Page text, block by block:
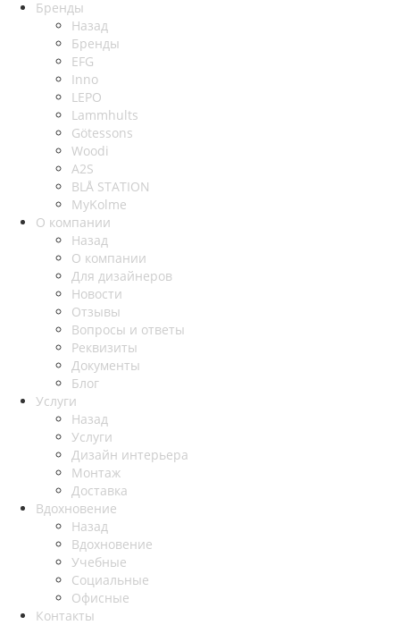
Бренды
Назад
Бренды
EFG
Inno
LEPO
Lammhults
Götessons
Woodi
A2S
BLÅ STATION
MyKolme
О компании
Назад
О компании
Для дизайнеров
Новости
Отзывы
Вопросы и ответы
Реквизиты
Документы
Блог
Услуги
Назад
Услуги
Дизайн интерьера
Монтаж
Доставка
Вдохновение
Назад
Вдохновение
Учебные
Социальные
Офисные
Контакты